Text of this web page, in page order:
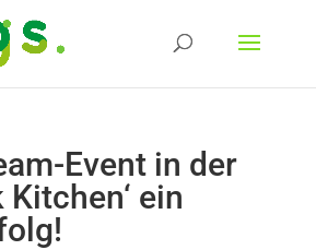
Event in der
Kitchen‘ ein